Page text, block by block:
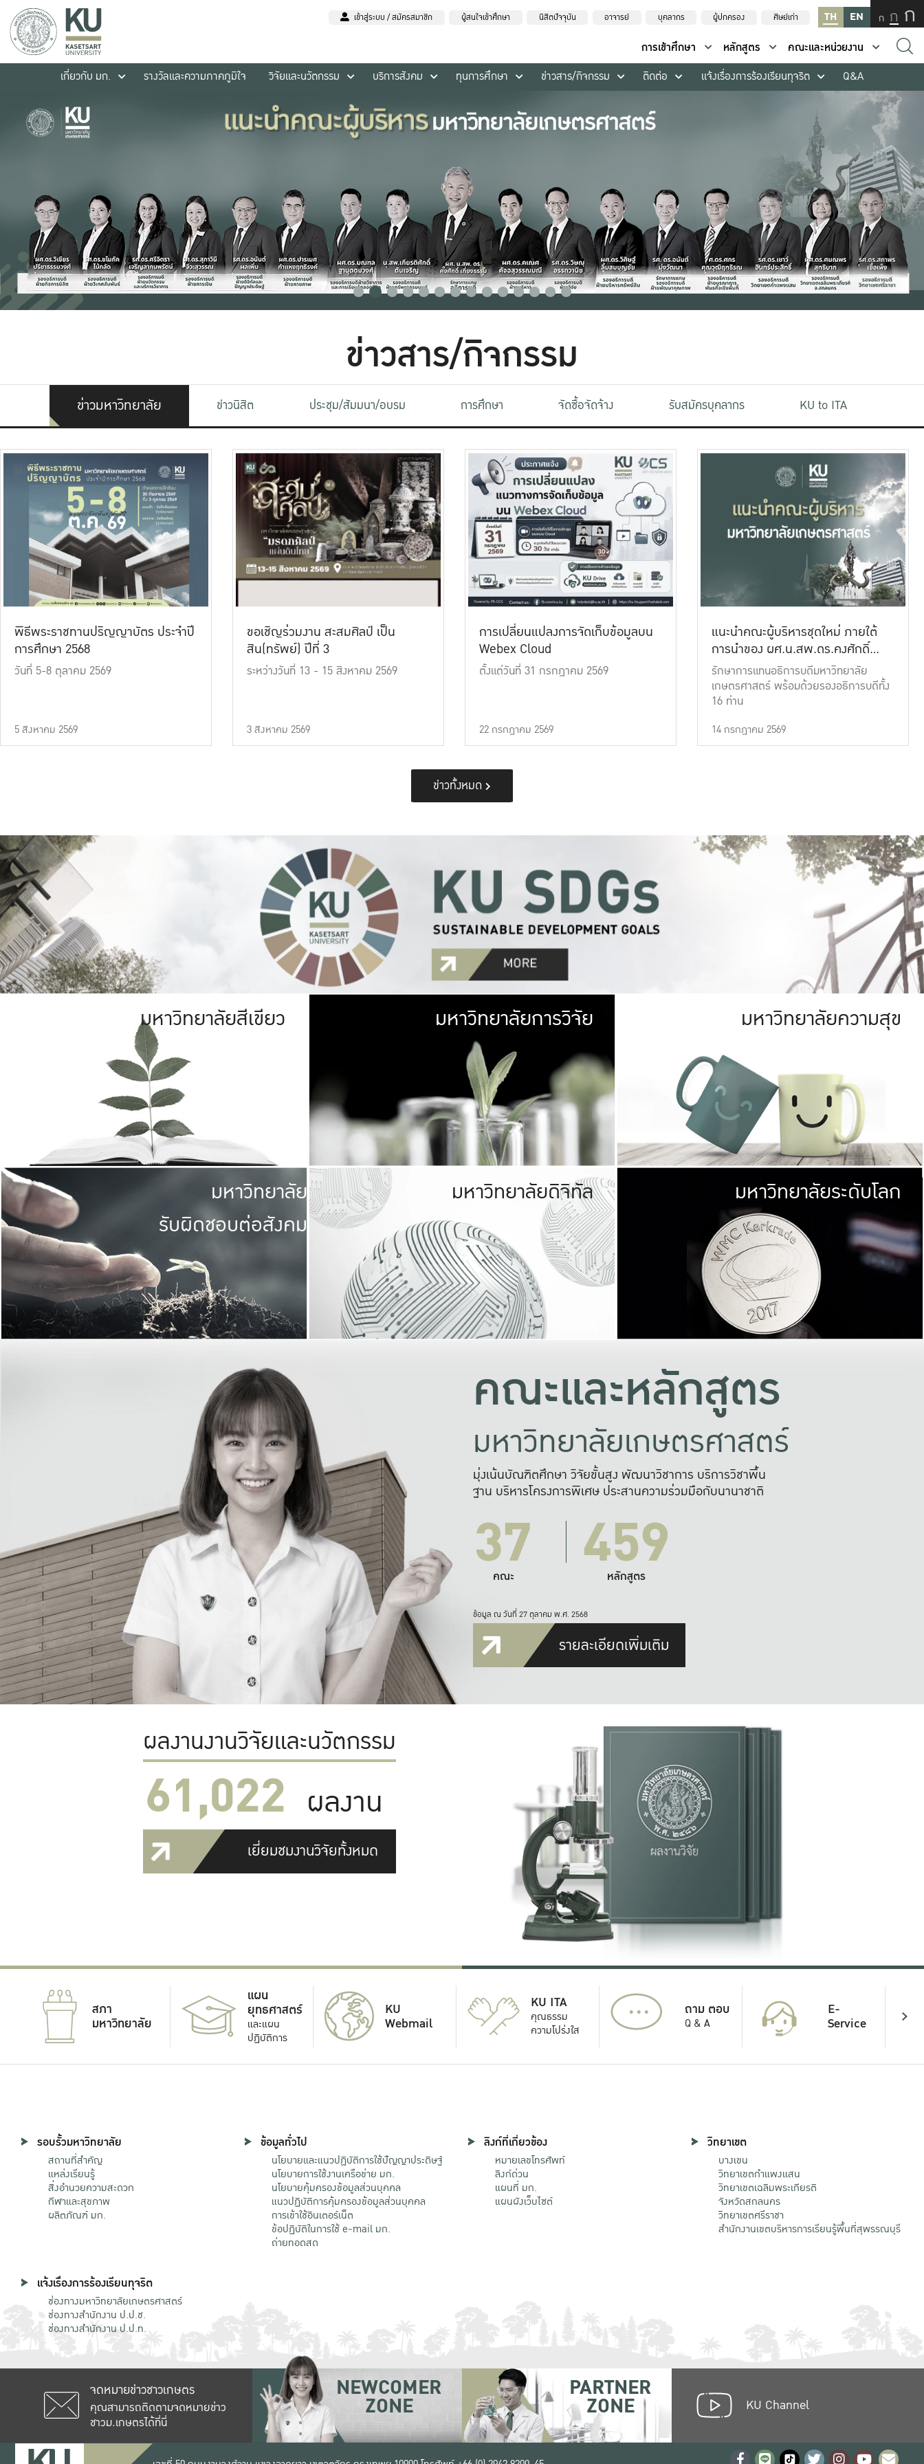
เข้าสู่ระบบ / สมัครสมาชิก ผู้สนใจเข้าศึกษา นิสิตปัจจุบัน อาจารย์ บุคลากร ผู้ปกครอง ศิษย์เก่า TH EN ก ก ก
การเข้าศึกษา หลักสูตร
คณะและหน่วยงาน
เกี่ยวกับ มก.
รางวัลและความภาคภูมิใจ วิจัยและนวัตกรรม บริการสังคม ทุนการศึกษา ข่าวสาร/กิจกรรม ติดต่อ แจ้งเรื่องการร้องเรียนทุจริต Q&A
ข่าวสาร/กิจกรรม
ข่าวมหาวิทยาลัย ข่าวนิสิต ประชุม/สัมมนา/อบรม การศึกษา จัดซื้อจัดจ้าง รับสมัครบุคลากร KU to ITA
พิธีพระราชทานปริญญาบัตร ประจำปี
การศึกษา 2568
วันที่ 5-8 ตุลาคม 2569
5 สิงหาคม 2569
ขอเชิญร่วมงาน สะสมศิลป์ เป็น
สิน(ทรัพย์) ปีที่ 3
ระหว่างวันที่ 13 - 15 สิงหาคม 2569
3 สิงหาคม 2569
การเปลี่ยนแปลงการจัดเก็บข้อมูลบน
Webex Cloud
ตั้งแต่วันที่ 31 กรกฎาคม 2569
22 กรกฎาคม 2569
แนะนำคณะผู้บริหารชุดใหม่ ภายใต้
การนำของ ผศ.น.สพ.ดร.คงศักดิ์
เที่ยงธรรม
รักษาการแทนอธิการบดีมหาวิทยาลัย
เกษตรศาสตร์ พร้อมด้วยรองอธิการบดีทั้ง
16 ท่าน
14 กรกฎาคม 2569
ข่าวทั้งหมด
มหาวิทยาลัยสีเขียว มหาวิทยาลัย
เกษตรศาสตร์ มีพื้นที่เขียวสดใส หนาแน่น
เป็นป่าในเมือง (URBAN FOREST)
เกษตรในเมือง (URBAN AGRICULTURE)
ที่นับรวมกันได้ประมาณ 1,400 ไร่
มหาวิทยาลัยการวิจัย มหาวิทยาลัย
ให้กับประชาชน
มหาวิทยาลัยความสุข
มหาวิทยาลัย
รับผิดชอบต่อสังคม
มหาวิทยาลัยรับผิดชอบต่อสังคม
ร่วมมือกับชุมชน เพื่อความกินดีอยู่ดี
และความสุขอย่างยั่งยืน
มองปัญหาในภาพกว้าง
แก้ไขจากปัญหาจุดเล็กๆ
มหาวิทยาลัยดิจิทัล มหาวิทยา
พร้อมที่จ
และผลักดันในการใช้ระบบส
เพื่อการทำงานแ
มหาวิทยาลัยระดับโลก
คณะและหลักสูตร
มหาวิทยาลัยเกษตรศาสตร์
มุ่งเน้นบัณฑิตศึกษา วิจัยขั้นสูง พัฒนาวิชาการ บริการวิชาพื้น
ฐาน บริหารโครงการพิเศษ ประสานความร่วมมือกับนานาชาติ
37
คณะ 459
หลักสูตร
ข้อมูล ณ วันที่ 27 ตุลาคม พ.ศ. 2568
รายละเอียดเพิ่มเติม
ผลงานงานวิจัยและนวัตกรรม
61,022 ผลงาน
เยี่ยมชมงานวิจัยทั้งหมด
สภา
มหาวิทยาลัย
แผน
ยุทธศาสตร์
และแผน
ปฏิบัติการ
KU
Webmail
KU ITA
คุณธรรม
ความโปร่งใส
... ถาม ตอบ
Q & A
E-
Service
รอบรั้วมหาวิทยาลัย
สถานที่สำคัญ
แหล่งเรียนรู้
สิ่งอำนวยความสะดวก
กีฬาและสุขภาพ
ผลิตภัณฑ์ มก.
ข้อมูลทั่วไป
นโยบายและแนวปฏิบัติการใช้ปัญญาประดิษฐ์
นโยบายการใช้งานเครือข่าย มก.
นโยบายคุ้มครองข้อมูลส่วนบุคคล
แนวปฏิบัติการคุ้มครองข้อมูลส่วนบุคคล
การเข้าใช้อินเตอร์เน็ต
ข้อปฏิบัติในการใช้ e-mail มก.
ถ่ายทอดสด
ลิงก์ที่เกี่ยวข้อง
หมายเลขโทรศัพท์
ลิงก์ด่วน
แผนที่ มก.
แผนผังเว็บไซต์
วิทยาเขต
บางเขน
วิทยาเขตกําแพงแสน
วิทยาเขตเฉลิมพระเกียรติ
จังหวัดสกลนคร
วิทยาเขตศรีราชา
สำนักงานเขตบริหารการเรียนรู้พื้นที่สุพรรณบุรี
แจ้งเรื่องการร้องเรียนทุจริต
ช่องทางมหาวิทยาลัยเกษตรศาสตร์
ช่องทางสำนักงาน ป.ป.ช.
ช่องทางสำนักงาน ป.ป.ท.
จดหมายข่าวชาวเกษตร
คุณสามารถติดตามจดหมายข่าว
ชาวม.เกษตรได้ที่นี่
NEWCOMER
ZONE
PARTNER
ZONE KU Channel